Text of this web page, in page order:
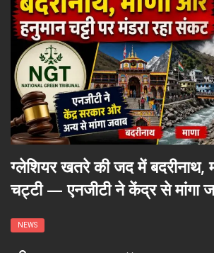
ग्लेशियर खतरे की जद में बदरीनाथ,
चट्टी — एनजीटी ने केंद्र से मांगा
NEWS